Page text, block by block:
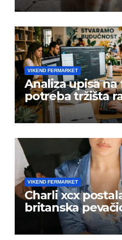
VIKEND FERMARKET
Analiza upisa
potreba tržišta
VIKEND FERMARKET
Charli xcx
britanska
albuma na
istoj